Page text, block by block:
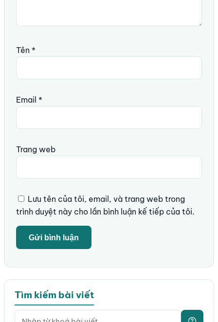
Tên *
Email *
Trang web
Lưu tên của tôi, email, và trang web trong
trình duyệt này cho lần bình luận kế tiếp của tôi.
Tìm kiếm bài viết